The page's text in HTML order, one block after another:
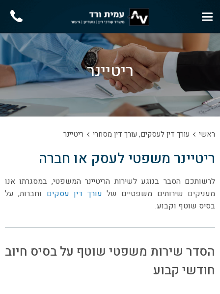
ריטיינר
ראשי עורך דין לעסקים, עורך דין מסחרי ריטיינר
ריטיינר משפטי לעסק או חברה
לרשותכם הסבר בנוגע לשירות הריטיינר המשפטי, במסגרתו אנו
מעניקים שירותים משפטיים של עורך דין עסקים וחברות, על
בסיס שוטף וקבוע.
הסדר שירות משפטי שוטף על בסיס חיוב
חודשי קבוע